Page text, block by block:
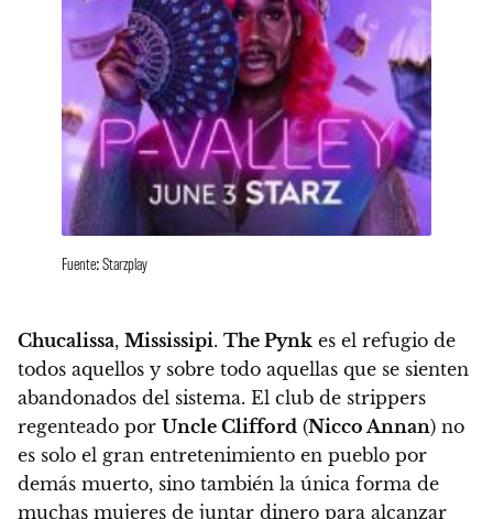
Fuente: Starzplay
Chucalissa, Mississipi. The Pynk es el refugio de
todos aquellos y sobre todo aquellas que se sienten
abandonados del sistema. El club de strippers
regenteado por Uncle Clifford (Nicco Annan) no
es solo el gran entretenimiento en pueblo por
demás muerto, sino también la única forma de
muchas mujeres de juntar dinero para alcanzar